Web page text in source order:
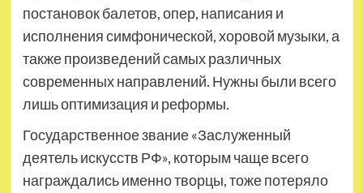
постановок балетов, опер, написания и
исполнения симфонической, хоровой музыки, а
также произведений самых различных
современных направлений. Нужны были всего
лишь оптимизация и реформы.
Государственное звание «Заслуженный
деятель искусств РФ», которым чаще всего
награждались именно творцы, тоже потеряло